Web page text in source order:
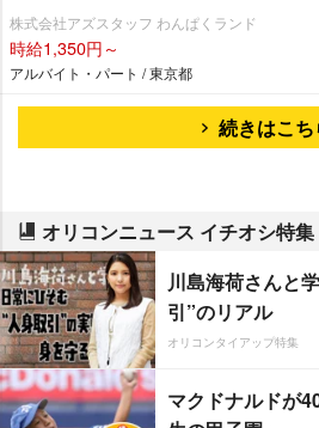
株式会社アズスタッフ わんぱくランド
時給1,350円～
アルバイト・パート / 東京都
続きはこち
オリコンニュース イチオシ特集
川島海荷さんと
引”のリアル
オリコンタイアップ特集
マクドナルドが